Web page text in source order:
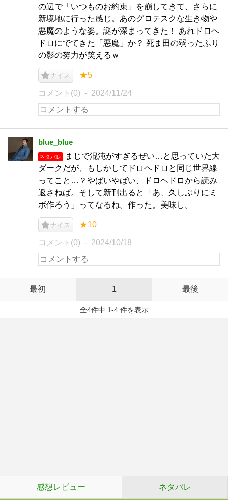
の辺で「いつものお約束」を崩してきて、さらに
新境地に行った感じ。あのグロテスクな生き物や
悪魔のような姿。謎が深まってきた！ あれドロヘ
ドロにでてきた「悪魔」か？ 死ま田の弱ったふり
の影の努力が笑えるｗ
ナイス ★5
コメント(0) 2024/11/24
blue_blue
ネタバレ
まじで混沌がすぎるぜい…と思っていた大
ダークだが、もしかしてドロヘドロと同じ世界線
ってこと…？やばいやばい、ドロヘドロから読み
返さねば。そして新刊出ると「あ、久しぶりにミ
ボ作ろう」ってなるね。作った。美味し。
ナイス ★10
コメント(0) 2024/10/18
最初 1 最後
全4件中 1-4 件を表示
感想レビュー ネタバレ